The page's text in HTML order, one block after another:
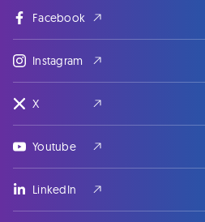
Facebook
Instagram
X
Youtube
LinkedIn